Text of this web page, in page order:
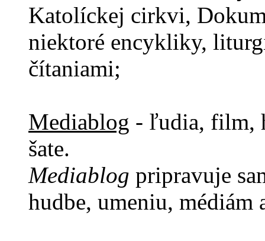
Katolíckej cirkvi,
niektoré encykliky,
čítaniami;
Mediablog - ľudia, film,
šate.
Mediablog pripravuje
hudbe, umeniu, médiám